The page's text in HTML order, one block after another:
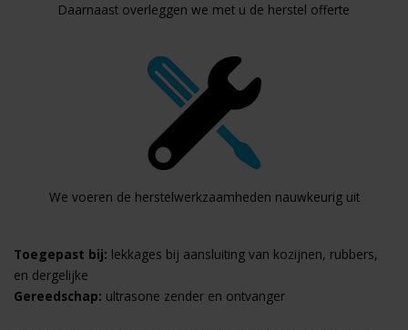
Daarnaast overleggen we met u de herstel offerte
We voeren de herstelwerkzaamheden nauwkeurig uit
Toegepast bij: lekkages bij aansluiting van kozijnen, rubbers,
en dergelijke
Gereedschap: ultrasone zender en ontvanger